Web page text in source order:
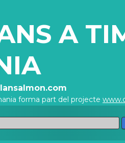
A
forma part del projecte